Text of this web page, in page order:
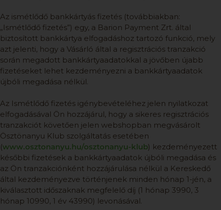
Az ismétlődő bankkártyás fizetés (továbbiakban:
„Ismétlődő fizetés”) egy, a Barion Payment Zrt. által
biztosított bankkártya elfogadáshoz tartozó funkció, mely
azt jelenti, hogy a Vásárló által a regisztrációs tranzakció
során megadott bankkártyaadatokkal a jövőben újabb
fizetéseket lehet kezdeményezni a bankkártyaadatok
újbóli megadása nélkül.
Az Ismétlődő fizetés igénybevételéhez jelen nyilatkozat
elfogadásával Ön hozzájárul, hogy a sikeres regisztrációs
tranzakciót követően jelen webshopban megvásárolt
Ösztönanyu Klub szolgáltatás esetében
(www.osztonanyu.hu/osztonanyu-klub) kezdeményezett
későbbi fizetések a bankkártyaadatok újbóli megadása és
az Ön tranzakciónként hozzájárulása nélkül a Kereskedő
által kezdeményezve történjenek minden hónap 1-jén, a
kiválasztott időszaknak megfelelő díj (1 hónap 3990, 3
hónap 10990, 1 év 43990) levonásával.